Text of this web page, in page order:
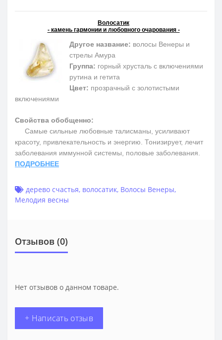
Волосатик
- камень гармонии и любовного очарования -
Другое название: волосы Венеры и
стрелы Амура
Группа: горный хрусталь с включениями
рутина и гетита
Цвет: прозрачный с золотистыми
включениями
Свойства обобщенно:
Самые сильные любовные талисманы, усиливают
красоту, привлекательность и энергию. Тонизирует, лечит
заболевания иммунной системы, половые заболевания.
ПОДРОБНЕЕ
дерево счастья, волосатик, Волосы Венеры,
Мелодия весны
Отзывов (0)
Нет отзывов о данном товаре.
+ Написать отзыв